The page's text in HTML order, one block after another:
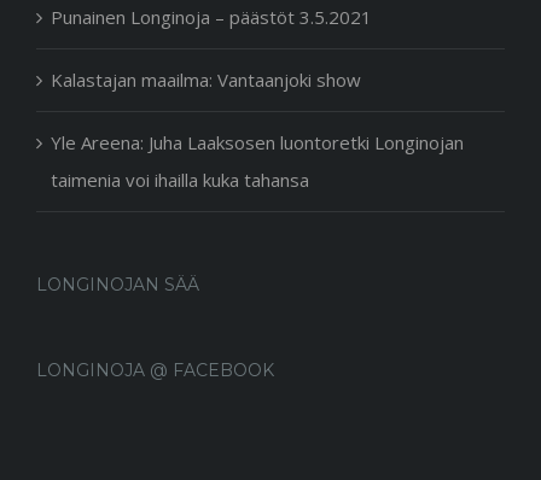
Punainen Longinoja – päästöt 3.5.2021
Kalastajan maailma: Vantaanjoki show
Yle Areena: Juha Laaksosen luontoretki Longinojan
taimenia voi ihailla kuka tahansa
LONGINOJAN SÄÄ
LONGINOJA @ FACEBOOK